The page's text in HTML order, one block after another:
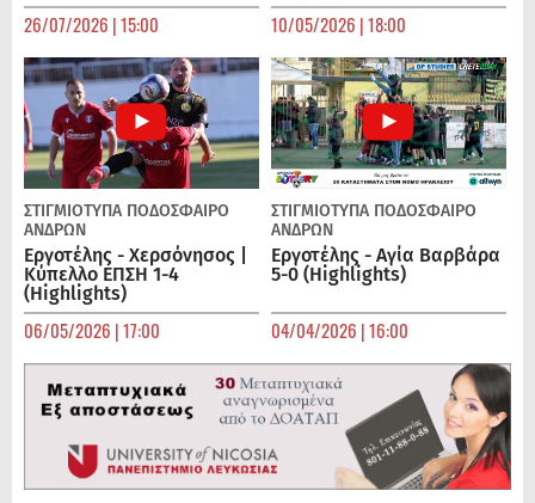
26/07/2026 | 15:00 10/05/2026 | 18:00
ΣΤΙΓΜΙΟΤΥΠΑ ΠΟΔΌΣΦΑΙΡΟ
ΑΝΔΡΏΝ
Εργοτέλης - Χερσόνησος |
Κύπελλο ΕΠΣΗ 1-4
(Highlights)
06/05/2026 | 17:00
ΣΤΙΓΜΙΟΤΥΠΑ ΠΟΔΌΣΦΑΙΡΟ
ΑΝΔΡΏΝ
Εργοτέλης - Αγία Βαρβάρα
5-0 (Highlights)
04/04/2026 | 16:00